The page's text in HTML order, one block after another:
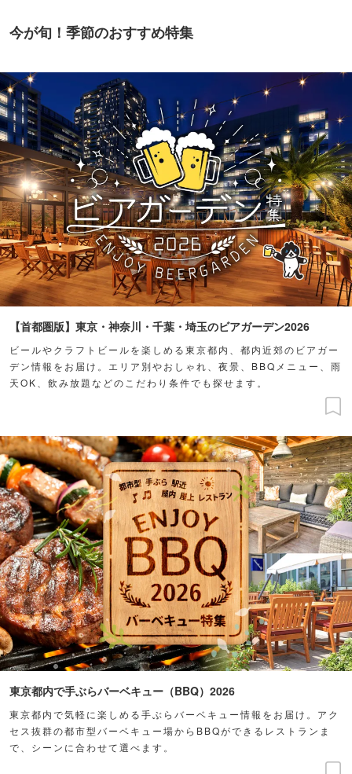
今が旬！季節のおすすめ特集
【首都圏版】東京・神奈川・千葉・埼玉のビアガーデン2026
ビールやクラフトビールを楽しめる東京都内、都内近郊のビアガー
デン情報をお届け。エリア別やおしゃれ、夜景、BBQメニュー、雨
天OK、飲み放題などのこだわり条件でも探せます。
東京都内で手ぶらバーベキュー（BBQ）2026
東京都内で気軽に楽しめる手ぶらバーベキュー情報をお届け。アク
セス抜群の都市型バーベキュー場からBBQができるレストランま
で、シーンに合わせて選べます。